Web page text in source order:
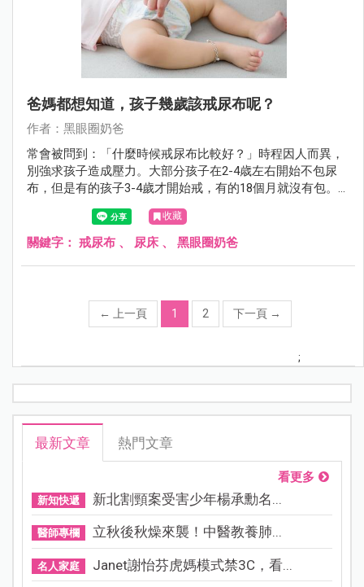
爸媽都想知道，孩子幾歲該戒尿布呢？
作者：黑眼圈奶爸
常會被問到：「什麼時候戒尿布比較好？」時程因人而異，
別強求孩子造成壓力。大部分孩子在2-4歳左右開始不包尿
布，但是有的孩子3-4歲才開始戒，有的18個月就沒有包。
每個孩子都不一樣，等他準備好。
收藏
關鍵字： 戒尿布 、 尿床 、 黑眼圈奶爸
← 上一頁 1 2 下一頁 →
;
最新文章 熱門文章
看更多
新知快遞 新北割頸案受害少年楊承勳名...
醫師專欄 立秋後秋燥來襲！中醫教養肺...
名人家庭 Janet謝怡芬虎媽模式禁3C，看...